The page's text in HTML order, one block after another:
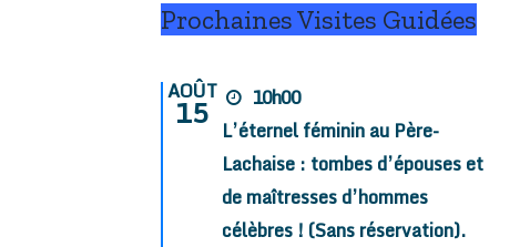
Prochaines Visites Guidées
AOÛT
15
10h00
L’éternel féminin au Père-
Lachaise : tombes d’épouses et
de maîtresses d’hommes
célèbres ! (Sans réservation).